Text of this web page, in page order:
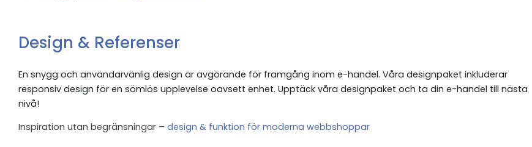
Design & Referenser
En snygg och användarvänlig design är avgörande för framgång inom e-handel. Våra designpaket inkluderar
responsiv design för en sömlös upplevelse oavsett enhet. Upptäck våra designpaket och ta din e-handel till nästa
nivå!
Inspiration utan begränsningar – design & funktion för moderna webbshoppar